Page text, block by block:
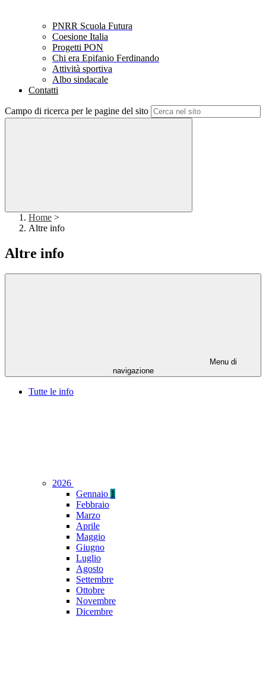
PNRR Scuola Futura
Coesione Italia
Progetti PON
Chi era Epifanio Ferdinando
Attività sportiva
Albo sindacale
Contatti
Campo di ricerca per le pagine del sito
Home >
Altre info
Altre info
Menu di
navigazione
Tutte le info
2026
Gennaio 1
Febbraio
Marzo
Aprile
Maggio
Giugno
Luglio
Agosto
Settembre
Ottobre
Novembre
Dicembre